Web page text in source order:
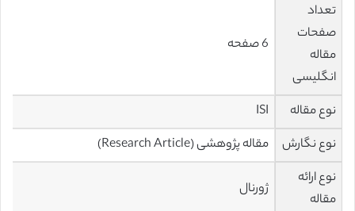
تعداد
صفحات
مقاله
انگلیسی
6 صفحه
نوع مقاله
ISI
نوع نگارش
مقاله پژوهشی (Research Article)
نوع ارائه
مقاله
ژورنال